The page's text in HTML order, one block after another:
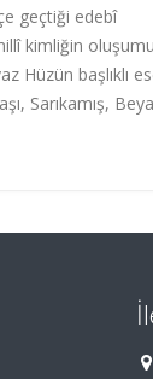
geçtiği edebî
kimliğin
Hüzün başlıklı
Sarıkamış,